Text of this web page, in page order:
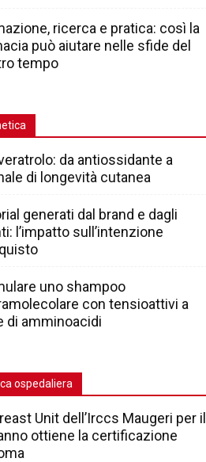
ricerca e pratica: così la
può aiutare nelle sfide del
tempo
da antiossidante a
di longevità cutanea
generati dal brand e dagli
l’impatto sull’intenzione
uno shampoo
con tensioattivi a
di amminoacidi
ospedaliera
Unit dell’Irccs Maugeri per il
ottiene la certificazione